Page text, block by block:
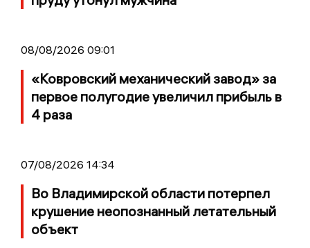
08/08/2026 09:01
«Ковровский механический завод» за
первое полугодие увеличил прибыль в
4 раза
07/08/2026 14:34
Во Владимирской области потерпел
крушение неопознанный летательный
объект